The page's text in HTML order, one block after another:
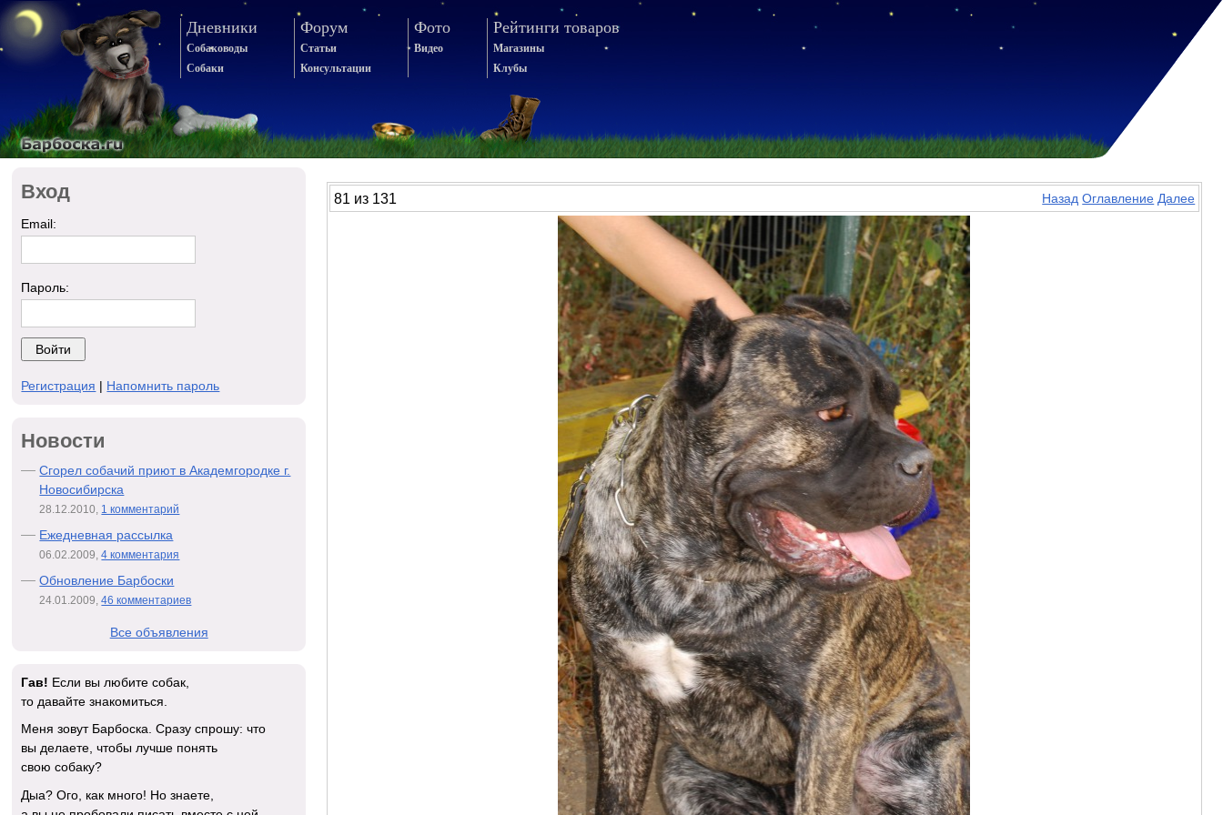
Дневники
Собаководы
Собаки
Форум
Статьи
Консультации
Фото
Видео
Рейтинги товаров
Магазины
Клубы
81 из 131 Назад Оглавление Далее
Вход
Email:
Пароль:
Регистрация | Напомнить пароль
Новости
Сгорел собачий приют в Академгородке г.
Новосибирска
28.12.2010, 1 комментарий
Ежедневная рассылка
06.02.2009,4 комментария
Обновление Барбоски
24.01.2009,46 комментариев
Все объявления
Гав! Если вы любите собак,
то давайте знакомиться.
Меня зовут Барбоска. Сразу спрошу: что
вы делаете, чтобы лучше понять
свою собаку?
Дыа? Ого, как много! Но знаете,